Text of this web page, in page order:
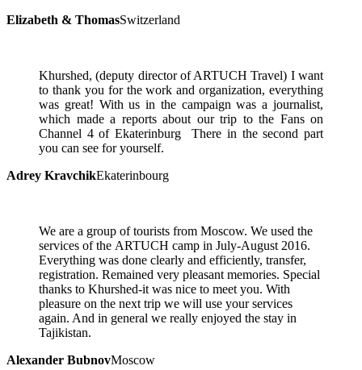
Elizabeth & ThomasSwitzerland
Khurshed, (deputy director of ARTUCH Travel) I want
to thank you for the work and organization, everything
was great! With us in the campaign was a journalist,
which made a reports about our trip to the Fans on
Channel 4 of Ekaterinburg There in the second part
you can see for yourself.
Adrey KravchikEkaterinbourg
We are a group of tourists from Moscow. We used the
services of the ARTUCH camp in July-August 2016.
Everything was done clearly and efficiently, transfer,
registration. Remained very pleasant memories. Special
thanks to Khurshed-it was nice to meet you. With
pleasure on the next trip we will use your services
again. And in general we really enjoyed the stay in
Tajikistan.
Alexander BubnovMoscow